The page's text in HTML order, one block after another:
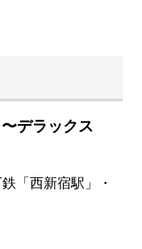
デラックス
「西新宿駅」・